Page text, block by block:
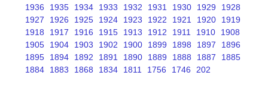
1936
1935 1934 1933 1932 1931 1930 1929
1928
1927
1926 1925 1924 1923 1922 1921 1920
1919
1918
1917 1916 1915 1913 1912 1911 1910
1908
1905
1904 1903 1902 1900 1899 1898 1897
1896
1895
1894 1892 1891 1890 1889 1888 1887
1885
1884
1883 1868 1834 1811 1756 1746 202